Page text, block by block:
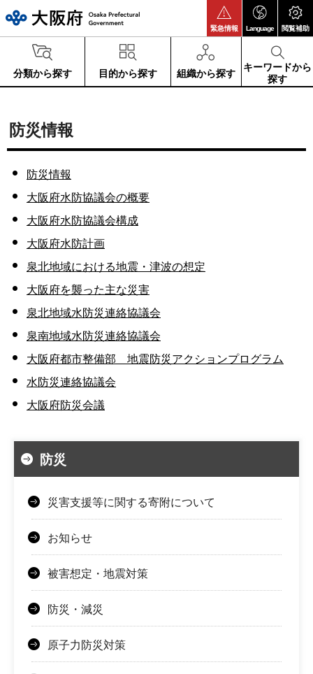
緊急情報 Language 閲覧補助
分類から探す 目的から探す 組織から探す
キーワードから
探す
防災情報
防災情報
大阪府水防協議会の概要
大阪府水防協議会構成
大阪府水防計画
泉北地域における地震・津波の想定
大阪府を襲った主な災害
泉北地域水防災連絡協議会
泉南地域水防災連絡協議会
大阪府都市整備部 地震防災アクションプログラム
水防災連絡協議会
大阪府防災会議
防災
災害支援等に関する寄附について
お知らせ
被害想定・地震対策
防災・減災
原子力防災対策